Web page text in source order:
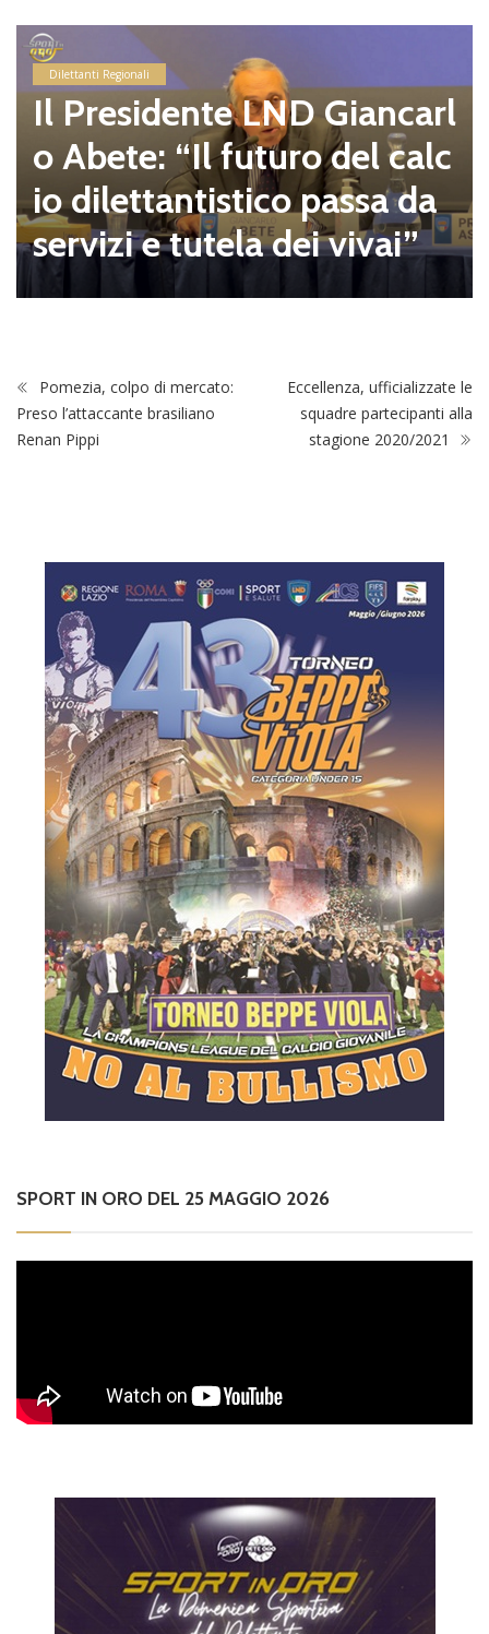
Dilettanti Regionali
Il Presidente LND Giancarl
o Abete: “Il futuro del calc
io dilettantistico passa da
servizi e tutela dei vivai”
Pomezia, colpo di mercato:
Preso l’attaccante brasiliano
Renan Pippi
Eccellenza, ufficializzate le
squadre partecipanti alla
stagione 2020/2021
SPORT IN ORO DEL 25 MAGGIO 2026